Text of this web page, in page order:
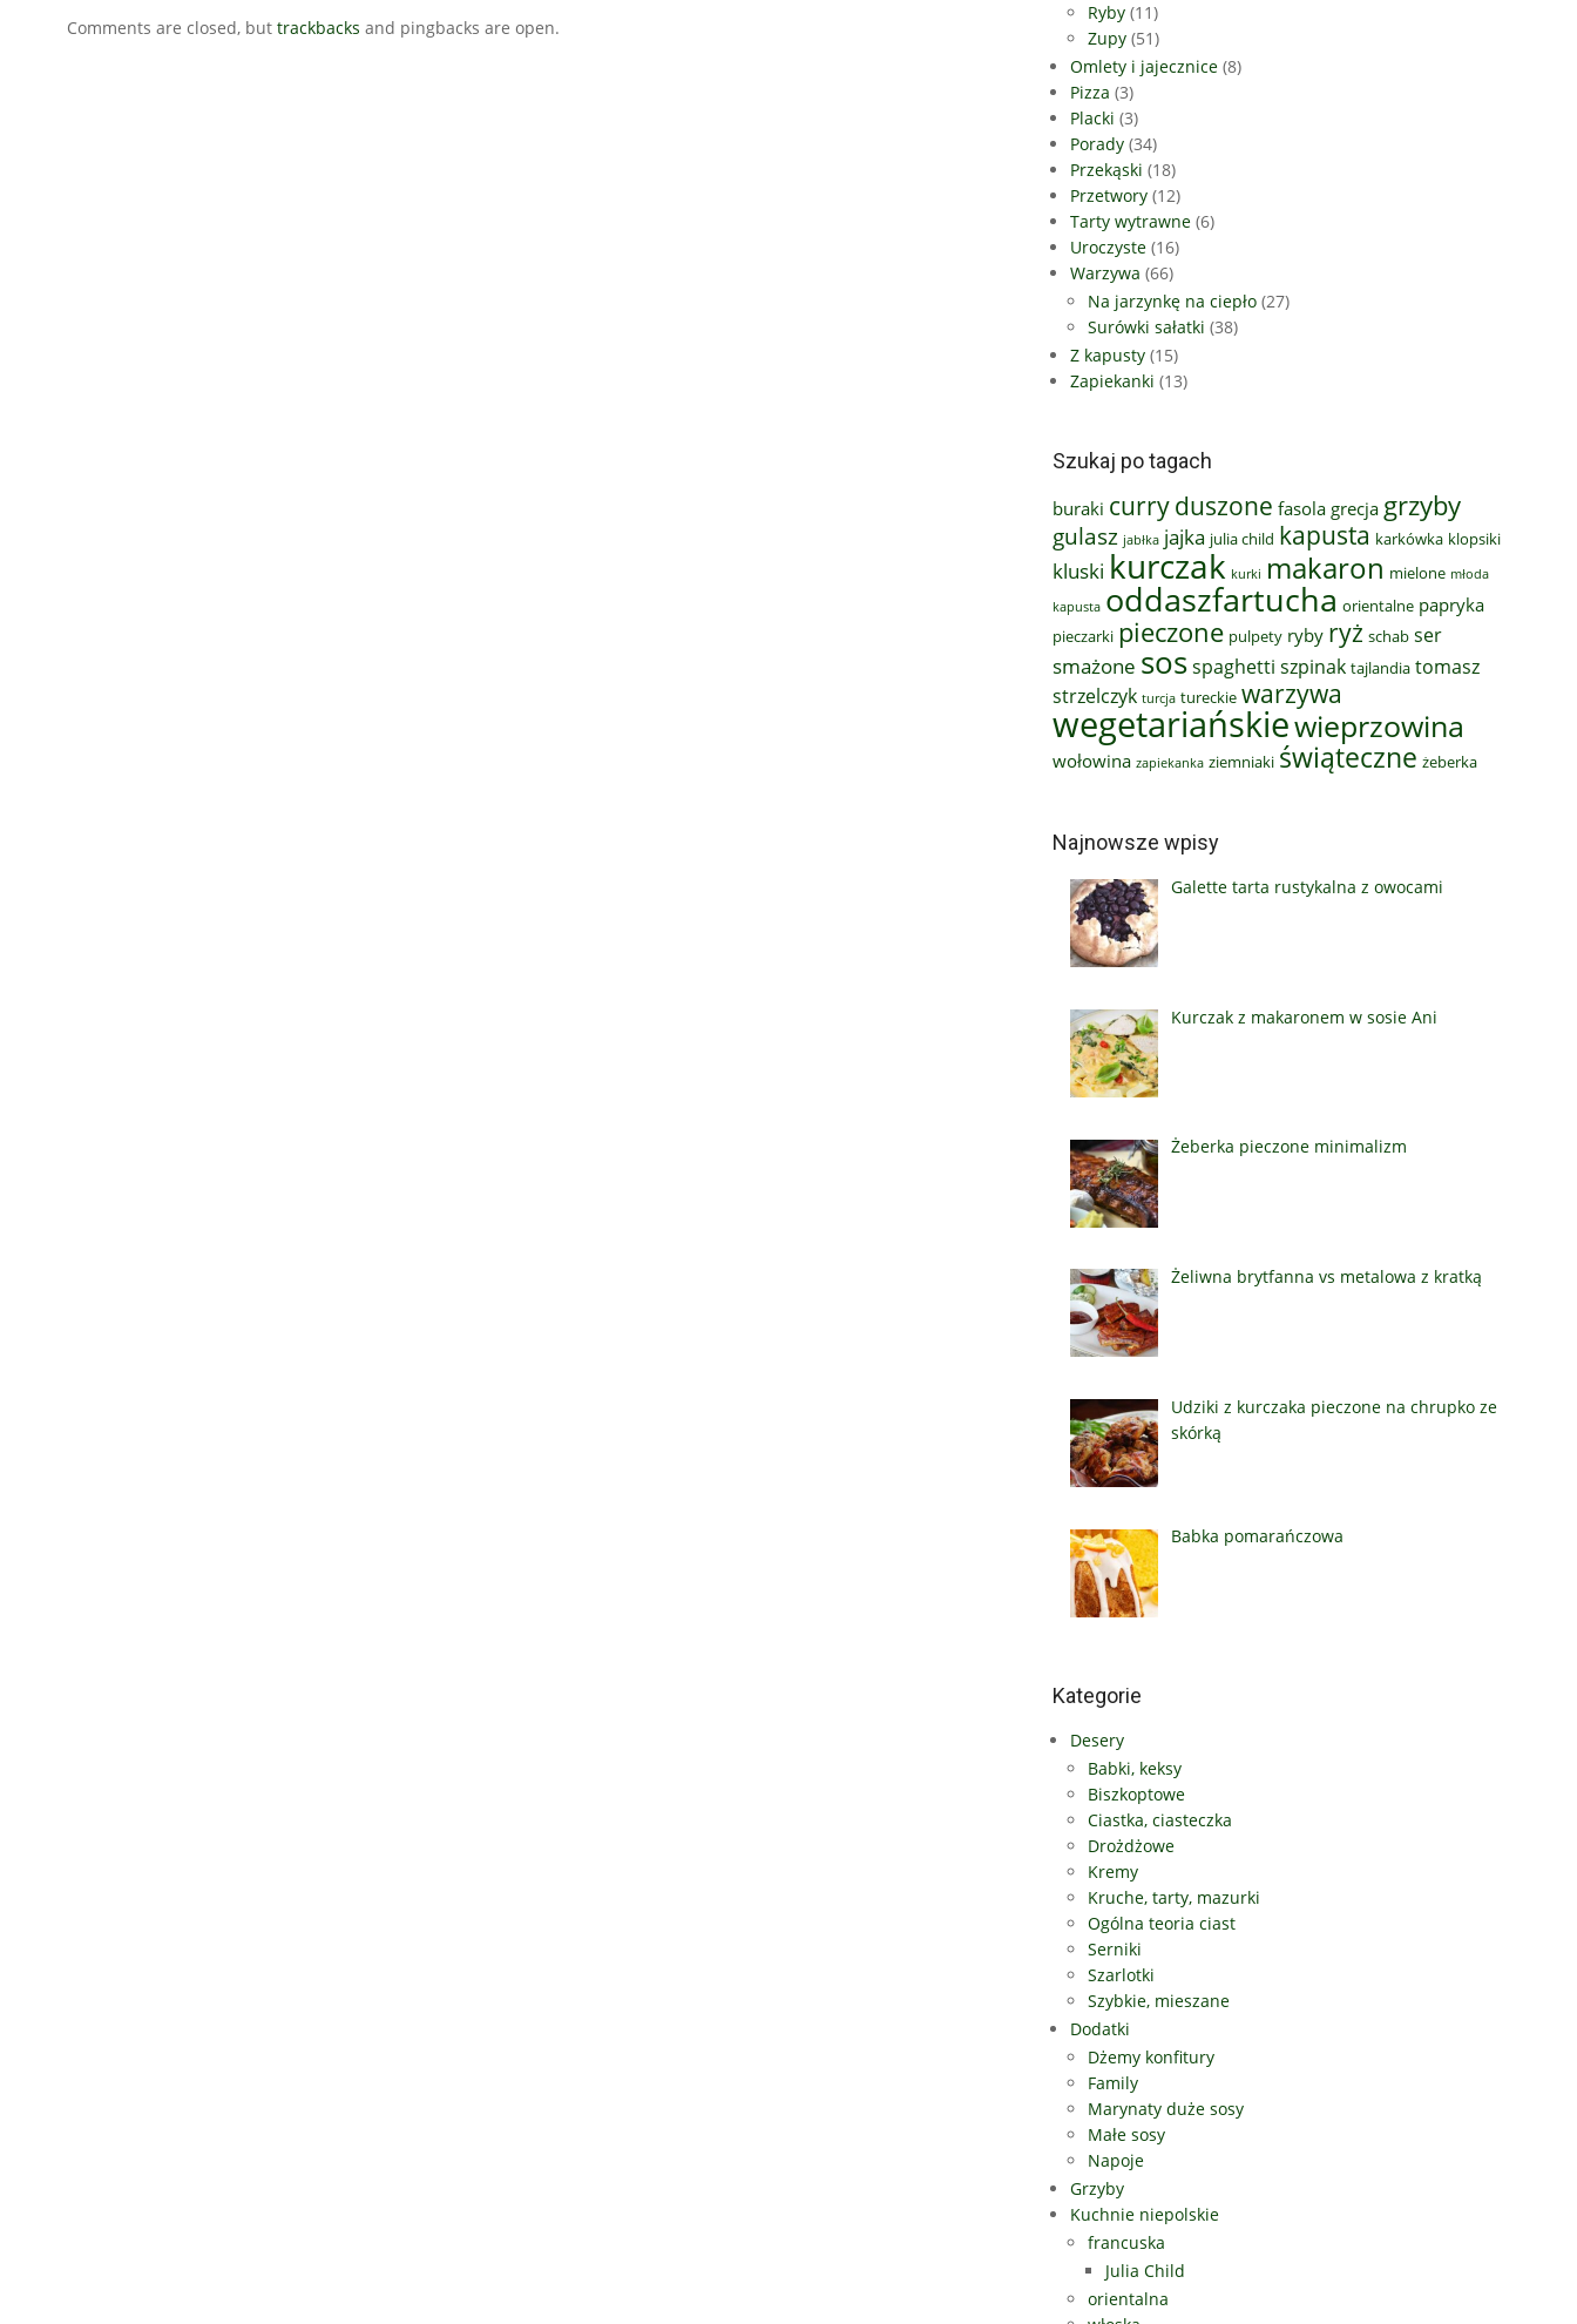
Comments are closed, but trackbacks and pingbacks are open.
Ryby (11)
Zupy (51)
Omlety i jajecznice (8)
Pizza (3)
Placki (3)
Porady (34)
Przekąski (18)
Przetwory (12)
Tarty wytrawne (6)
Uroczyste (16)
Warzywa (66)
Na jarzynkę na ciepło (27)
Surówki sałatki (38)
Z kapusty (15)
Zapiekanki (13)
Szukaj po tagach
buraki curryduszone fasola grecja grzyby
gulasz jabłka jajka julia child kapusta karkówka klopsiki
kluski kurczak kurki makaron mielone młoda
kapusta oddaszfartucha orientalne papryka
pieczarki pieczone pulpety ryby ryż schab ser
smażone sosspaghetti szpinak tajlandia tomasz
strzelczyk turcja tureckie warzywa
wegetariańskiewieprzowina
wołowina zapiekanka ziemniaki świąteczne żeberka
Najnowsze wpisy
Galette tarta rustykalna z owocami
Kurczak z makaronem w sosie Ani
Żeberka pieczone minimalizm
Żeliwna brytfanna vs metalowa z kratką
Udziki z kurczaka pieczone na chrupko ze
skórką
Babka pomarańczowa
Kategorie
Desery
Babki, keksy
Biszkoptowe
Ciastka, ciasteczka
Drożdżowe
Kremy
Kruche, tarty, mazurki
Ogólna teoria ciast
Serniki
Szarlotki
Szybkie, mieszane
Dodatki
Dżemy konfitury
Family
Marynaty duże sosy
Małe sosy
Napoje
Grzyby
Kuchnie niepolskie
francuska
Julia Child
orientalna